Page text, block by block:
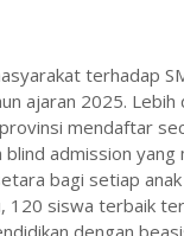
terhadap
ajaran 2025. Lebih
mendaftar
admission yang
bagi setiap
120 siswa terbaik
dengan